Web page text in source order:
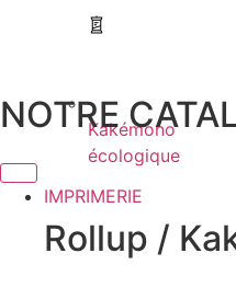
Kakémono
écologique
NOTRE
IMPRIMERIE
Rollup /